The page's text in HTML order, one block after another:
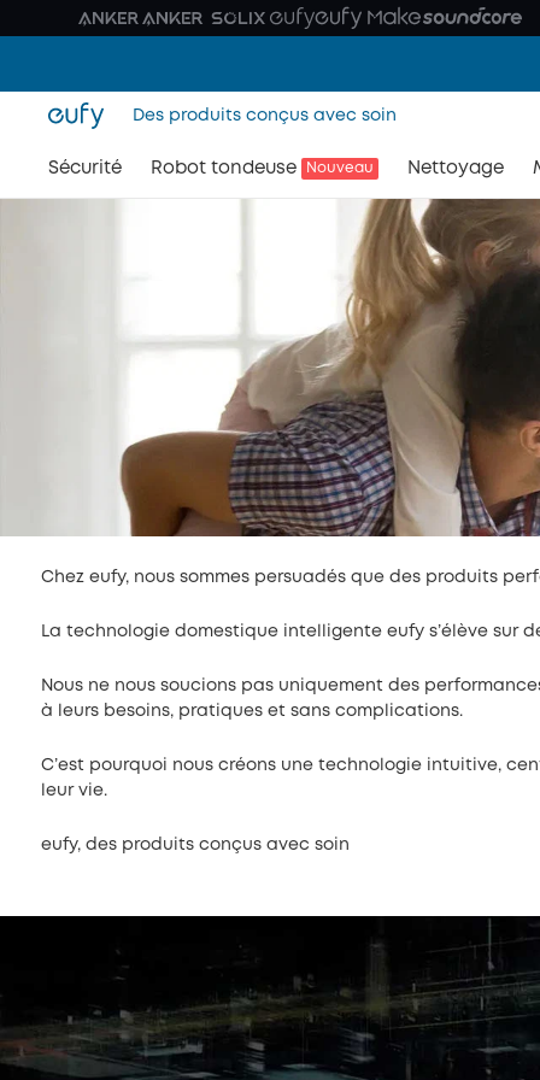
Des produits conçus avec soin
Sécurité Robot tondeuse Nouveau Nettoyage
Chez eufy, nous sommes persuadés que des produits
La technologie domestique intelligente eufy s’élève sur
Nous ne nous soucions pas uniquement des
à leurs besoins, pratiques et sans complications.
C’est pourquoi nous créons une technologie intuitive,
leur vie.
eufy, des produits conçus avec soin